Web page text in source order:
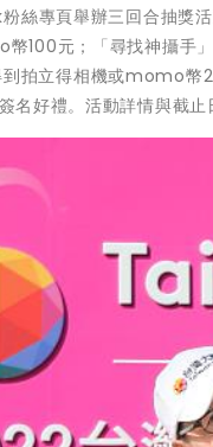
絲專頁舉辦三回合抽獎
100元；「尋找神攝手
拍立得相機或momo幣
名好禮。活動詳情與截